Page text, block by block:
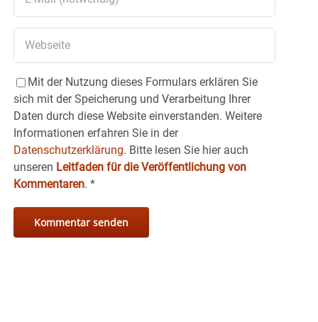
Mit der Nutzung dieses Formulars erklären Sie
sich mit der Speicherung und Verarbeitung Ihrer
Daten durch diese Website einverstanden. Weitere
Informationen erfahren Sie in der
Datenschutzerklärung. Bitte lesen Sie hier auch
unseren Leitfaden für die Veröffentlichung von
Kommentaren. *